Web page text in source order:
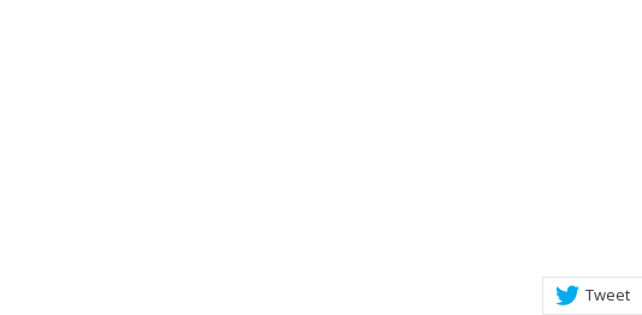
Tweet
Estas cookies son necesarias para que el
navegador para bloquear o alertar sobre